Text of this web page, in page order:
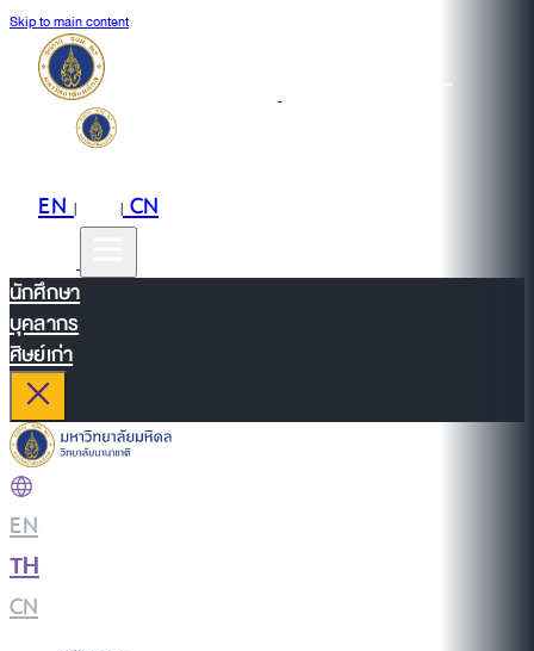
Skip to main content
EN| |CN
นักศึกษา
บุคลากร
ศิษย์เก่า
EN
TH
CN